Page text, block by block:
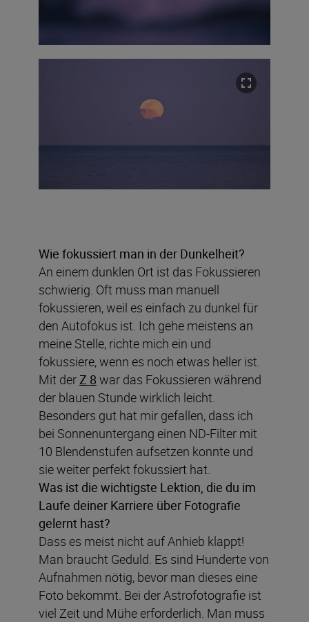
Wie fokussiert man in der Dunkelheit?
An einem dunklen Ort ist das Fokussieren
schwierig. Oft muss man manuell
fokussieren, weil es einfach zu dunkel für
den Autofokus ist. Ich gehe meistens an
meine Stelle, richte mich ein und
fokussiere, wenn es noch etwas heller ist.
Mit derZ 8 war das Fokussieren während
der blauen Stunde wirklich leicht.
Besonders gut hat mir gefallen, dass ich
bei Sonnenuntergang einen ND-Filter mit
10 Blendenstufen aufsetzen konnte und
sie weiter perfekt fokussiert hat.
Was ist die wichtigste Lektion, die du im
Laufe deiner Karriere über Fotografie
gelernt hast?
Dass es meist nicht auf Anhieb klappt!
Man braucht Geduld. Es sind Hunderte von
Aufnahmen nötig, bevor man dieses eine
Foto bekommt. Bei der Astrofotografie ist
viel Zeit und Mühe erforderlich. Man muss